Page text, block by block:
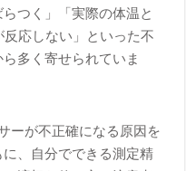
つく」「実際の体温と
応しない」といった不
多く寄せられていま
ーが不正確になる原因を
、自分でできる測定精